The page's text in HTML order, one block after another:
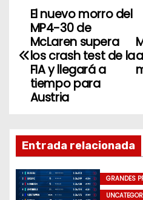
er e
b
o
o
k
e
dI
n
N
a
a
c
El nuevo morro del
MP4-30 de
McLaren supera
los crash test de la
FIA y llegará a
tiempo para
Austria
Entrada relacionada
GRANDES